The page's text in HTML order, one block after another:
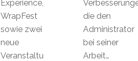
die den
Administrator
bei seiner
Arbeit…
Experience,
WrapFest
sowie zwei
neue
Veranstaltu